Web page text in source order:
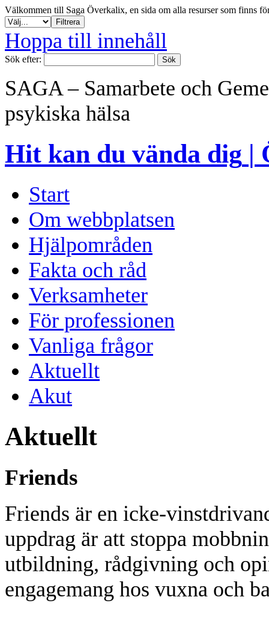
Välkommen till Saga Överkalix, en sida om alla resurser som finns
Hoppa till innehåll
Sök efter:
SAGA – Samarbete och
psykiska hälsa
Hit kan du vända dig |
Start
Om webbplatsen
Hjälpområden
Fakta och råd
Verksamheter
För professionen
Vanliga frågor
Aktuellt
Akut
Aktuellt
Friends
Friends är en icke-
uppdrag är att stoppa
utbildning, rådgivning och
engagemang hos vuxna och